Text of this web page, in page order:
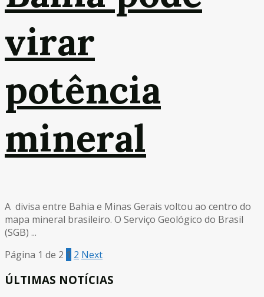
virar
potência
mineral
A divisa entre Bahia e Minas Gerais voltou ao centro do
mapa mineral brasileiro. O Serviço Geológico do Brasil
(SGB) ...
Página 1 de 2 1 2 Next
ÚLTIMAS NOTÍCIAS